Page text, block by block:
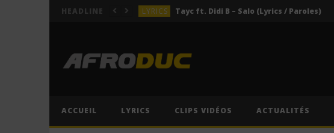
HEADLINE LYRICS Tayc ft. Didi B – Salo (Lyrics / Paroles)
LYRICS
LYRICS Tayc ft. Didi B – Salo (Lyrics / Paroles)
ACCUEIL LYRICS CLIPS VIDÉOS ACTUALITÉS